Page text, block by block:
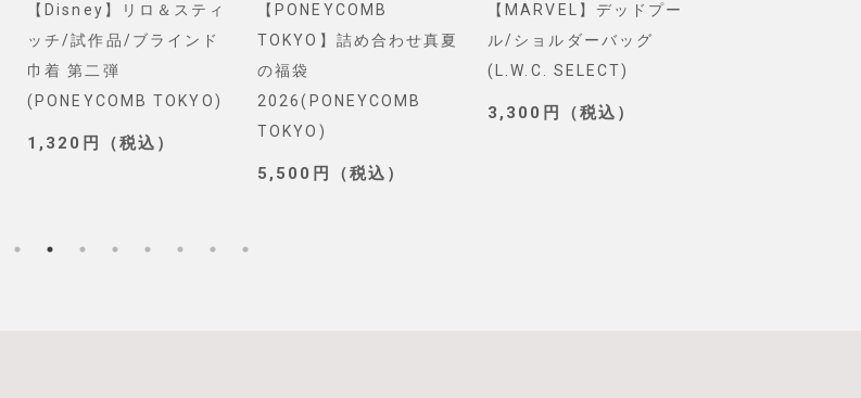
【Disney】リロ＆スティ
ッチ/試作品/ブラインド
巾着 第二弾
(PONEYCOMB TOKYO)
1,320円（税込）
【PONEYCOMB
TOKYO】詰め合わせ真夏
の福袋
2026(PONEYCOMB
TOKYO)
5,500円（税込）
【MARVEL】デッドプー
ル/ショルダーバッグ
(L.W.C. SELECT)
3,300円（税込）